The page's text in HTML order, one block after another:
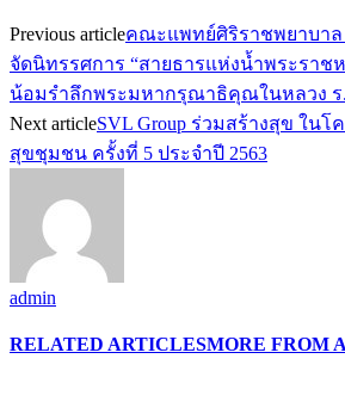
Previous articleคณะแพทย์ศิริราชพยาบา
จัดนิทรรศการ “สายธารแห่งน้ำพระราช
น้อมรำลึกพระมหากรุณาธิคุณในหลวง ร
Next articleSVL Group ร่วมสร้างสุข ใน
สุขชุมชน ครั้งที่ 5 ประจำปี 2563
admin
RELATED ARTICLESMORE FROM